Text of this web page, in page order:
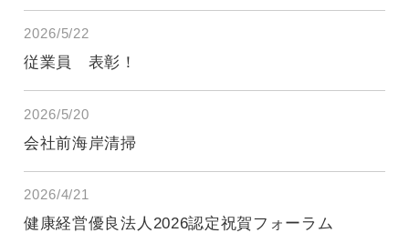
2026/5/22
従業員 表彰！
2026/5/20
会社前海岸清掃
2026/4/21
健康経営優良法人2026認定祝賀フォーラム